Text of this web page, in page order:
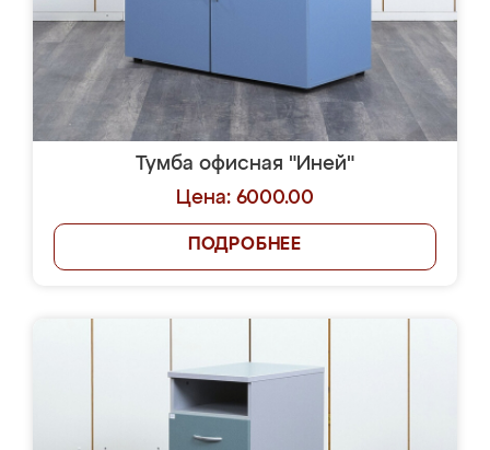
Тумба офисная "Иней"
Цена: 6000.00
ПОДРОБНЕЕ